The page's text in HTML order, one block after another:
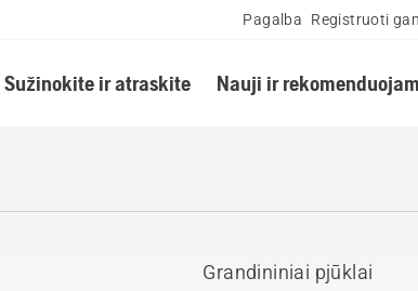
Pagalba Registruoti
Sužinokite ir atraskite Nauji ir
Grandininiai pjūklai